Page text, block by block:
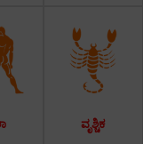
ವೃಶ್ಚಿಕ